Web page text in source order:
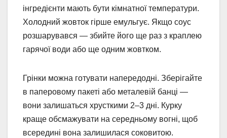
інгредієнти мають бути кімнатної температури.
Холодний жовток гірше емульгує. Якщо соус
розшарувався — збийте його ще раз з краплею
гарячої води або ще одним жовтком.
Грінки можна готувати напередодні. Зберігайте
в паперовому пакеті або металевій банці —
вони залишаться хрусткими 2–3 дні. Курку
краще обсмажувати на середньому вогні, щоб
всередині вона залишилася соковитою.